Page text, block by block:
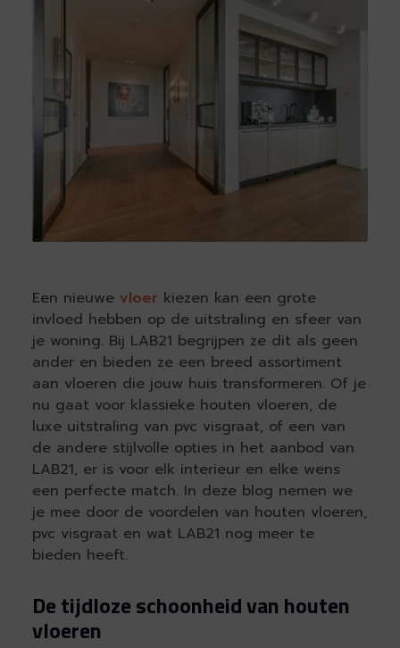
Een nieuwe vloer kiezen kan een grote
invloed hebben op de uitstraling en sfeer van
je woning. Bij LAB21 begrijpen ze dit als geen
ander en bieden ze een breed assortiment
aan vloeren die jouw huis transformeren. Of je
nu gaat voor klassieke houten vloeren, de
luxe uitstraling van pvc visgraat, of een van
de andere stijlvolle opties in het aanbod van
LAB21, er is voor elk interieur en elke wens
een perfecte match. In deze blog nemen we
je mee door de voordelen van houten vloeren,
pvc visgraat en wat LAB21 nog meer te
bieden heeft.
De tijdloze schoonheid van houten
vloeren